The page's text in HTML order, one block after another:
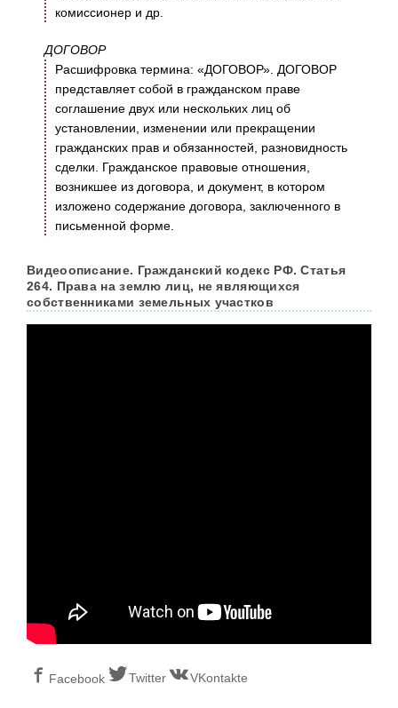
комиссионер и др.
ДОГОВОР
Расшифровка термина: «ДОГОВОР». ДОГОВОР
представляет собой в гражданском праве
соглашение двух или нескольких лиц об
установлении, изменении или прекращении
гражданских прав и обязанностей, разновидность
сделки. Гражданское правовые отношения,
возникшее из договора, и документ, в котором
изложено содержание договора, заключенного в
письменной форме.
Видеоописание. Гражданский кодекс РФ. Статья
264. Права на землю лиц, не являющихся
собственниками земельных участков
Facebook Twitter VKontakte